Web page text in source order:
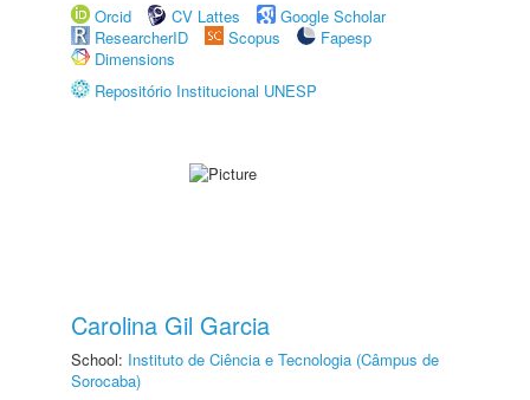
Orcid
CV Lattes
Google Scholar
ResearcherID
Scopus
Fapesp
Dimensions
Repositório Institucional UNESP
Carolina Gil Garcia
School: Instituto de Ciência e Tecnologia (Câmpus de
Sorocaba)